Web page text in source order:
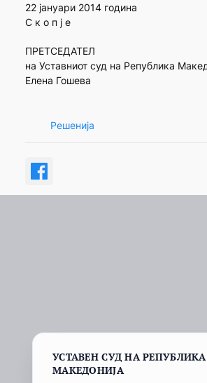
22 јануари 2014 година
С к о п ј е
ПРЕТСЕДАТЕЛ
на Уставниот суд на Република
Елена Гошева
Решенија
УСТАВЕН СУД НА
МАКЕДОНИЈА